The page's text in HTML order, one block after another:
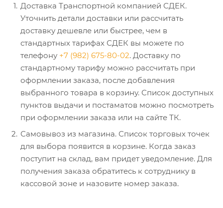
Доставка Транспортной компанией СДЕК.
Уточнить детали доставки или рассчитать
доставку дешевле или быстрее, чем в
стандартных тарифах СДЕК вы можете по
телефону +7 (982) 675-80-02. Доставку по
стандартному тарифу можно рассчитать при
оформлении заказа, после добавления
выбранного товара в корзину. Список доступных
пунктов выдачи и постаматов можно посмотреть
при оформлении заказа или на сайте ТК.
Самовывоз из магазина. Список торговых точек
для выбора появится в корзине. Когда заказ
поступит на склад, вам придет уведомление. Для
получения заказа обратитесь к сотруднику в
кассовой зоне и назовите номер заказа.